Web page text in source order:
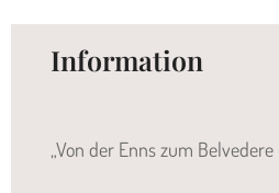
Information
„Von der Enns zum